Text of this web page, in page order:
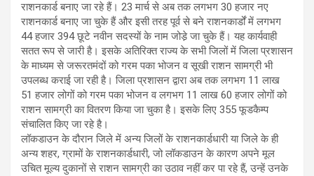
राशनकार्ड बनाए जा रहे हैं। 23 मार्च से अब तक लगभग 30 हजार नए
राशनकार्ड बनाए जा चुके हैं और इसी तरह पूर्व से बने राशनकार्डों में लगभग
44 हजार 394 छूटे नवीन सदस्यों के नाम जोडे़ जा चुके हैं। यह कार्यवाही
सतत रूप से जारी है। इसके अतिरिक्त राज्य के सभी जिलों में जिला प्रशासन
के माध्यम से जरूरतमंदों को गरम पका भोजन व सूखी राशन सामग्री भी
उपलब्ध कराई जा रही है। जिला प्रशासन द्वारा अब तक लगभग 11 लाख
51 हजार लोगों को गरम पका भोजन व लगभग 11 लाख 60 हजार लोगों को
राशन सामग्री का वितरण किया जा चुका है। इसके लिए 355 फूडकैम्प
संचालित किए जा रहे है।
लॉकडाउन के दौरान जिले में अन्य जिलों के राशनकार्डधारी या जिले के ही
अन्य शहर, ग्रामों के राशनकार्डधारी, जो लॉकडाउन के कारण अपने मूल
उचित मूल्य दुकानों से राशन सामग्री का उठाव नहीं कर पा रहे हैं, उन्हें उनके